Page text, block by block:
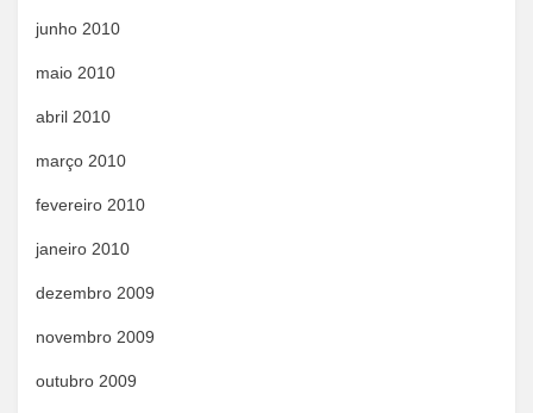
junho 2010
maio 2010
abril 2010
março 2010
fevereiro 2010
janeiro 2010
dezembro 2009
novembro 2009
outubro 2009